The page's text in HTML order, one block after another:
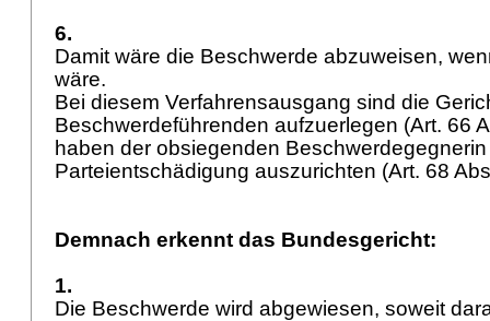
6.
Damit wäre die Beschwerde abzuweisen,
wäre.
Bei diesem Verfahrensausgang sind die
Beschwerdeführenden aufzuerlegen (Art. 66
haben der obsiegenden
Parteientschädigung auszurichten (Art. 68
Demnach erkennt das Bundesgericht:
1.
Die Beschwerde wird abgewiesen, soweit